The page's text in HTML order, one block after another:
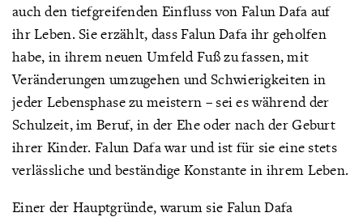
auch den tiefgreifenden Einfluss von Falun Dafa auf
ihr Leben. Sie erzählt, dass Falun Dafa ihr geholfen
habe, in ihrem neuen Umfeld Fuß zu fassen, mit
Veränderungen umzugehen und Schwierigkeiten in
jeder Lebensphase zu meistern – sei es während der
Schulzeit, im Beruf, in der Ehe oder nach der Geburt
ihrer Kinder. Falun Dafa war und ist für sie eine stets
verlässliche und beständige Konstante in ihrem Leben.
Einer der Hauptgründe, warum sie Falun Dafa